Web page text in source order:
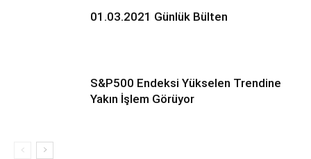
01.03.2021 Günlük Bülten
S&P500 Endeksi Yükselen Trendine
Yakın İşlem Görüyor